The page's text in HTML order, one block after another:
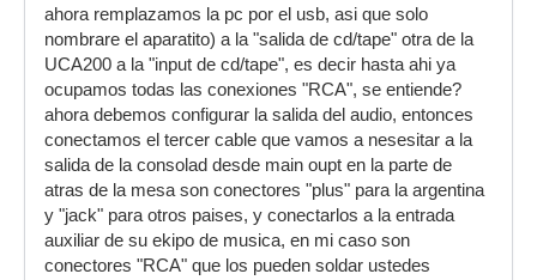
ahora remplazamos la pc por el usb, asi que solo
nombrare el aparatito) a la "salida de cd/tape" otra de la
UCA200 a la "input de cd/tape", es decir hasta ahi ya
ocupamos todas las conexiones "RCA", se entiende?
ahora debemos configurar la salida del audio, entonces
conectamos el tercer cable que vamos a nesesitar a la
salida de la consolad desde main oupt en la parte de
atras de la mesa son conectores "plus" para la argentina
y "jack" para otros paises, y conectarlos a la entrada
auxiliar de su ekipo de musica, en mi caso son
conectores "RCA" que los pueden soldar ustedes